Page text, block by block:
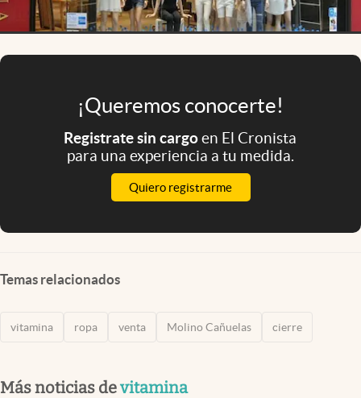
abre en nueva pestaña
Argentina
¡Queremos conocerte!
Registrate sin cargoen El Cronista
para una experiencia a tu medida.
Quiero registrarme
Temas relacionados
vitamina ropa venta Molino Cañuelas cierre
Más noticias devitamina